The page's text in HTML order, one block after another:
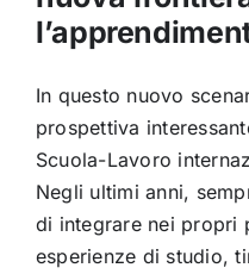
In questo nuovo
prospettiva
Scuola-Lavoro
Negli ultimi anni,
di integrare nei propri
esperienze di studio,